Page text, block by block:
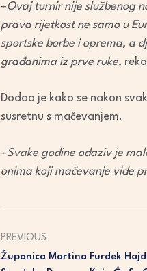
–Ovaj turnir nije službenog
prava rijetkost ne samo u
sportske borbe i oprema, a
građanima iz prve ruke,
Dodao je kako se nakon
susretnu s mačevanjem.
–Svake godine odaziv je
onima koji mačevanje vide
PREVIOUS
Županica Martina Furdek